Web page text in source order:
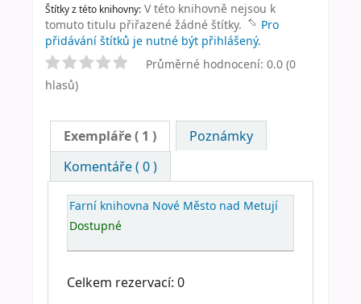
Štítky z této knihovny: V této knihovně nejsou k
tomuto titulu přiřazené žádné štítky.
Pro
přidávání štítků je nutné být přihlášený.
Průměrné hodnocení: 0.0 (0
hlasů)
Exempláře( 1 )
Poznámky
Komentáře ( 0 )
Farní knihovna Nové Město nad Metují
Dostupné
Celkem rezervací: 0